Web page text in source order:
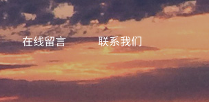
在线留言 联系我们